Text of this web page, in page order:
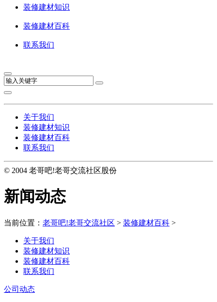
装修建材知识
装修建材百科
联系我们
关于我们
装修建材知识
装修建材百科
联系我们
© 2004 老哥吧!老哥交流社区股份
新闻动态
当前位置： 老哥吧!老哥交流社区 > 装修建材百科 >
关于我们
装修建材知识
装修建材百科
联系我们
公司动态